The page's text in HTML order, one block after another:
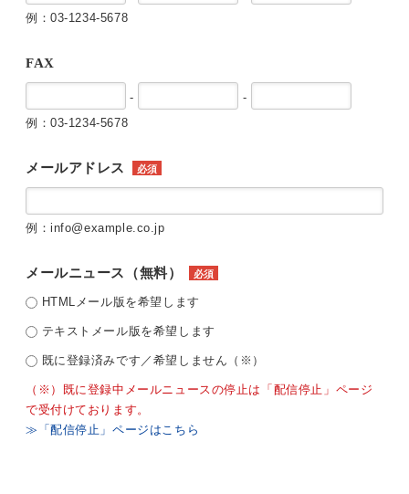
例：03-1234-5678
FAX
-
-
例：03-1234-5678
メールアドレス 必須
例：info@example.co.jp
メールニュース（無料） 必須
HTMLメール版を希望します
テキストメール版を希望します
既に登録済みです／希望しません（※）
（※）既に登録中メールニュースの停止は「配信停止」ページ
で受付けております。
≫「配信停止」ページはこちら